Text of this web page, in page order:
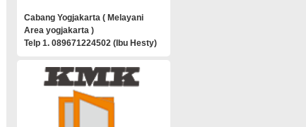
Cabang Yogjakarta ( Melayani
Area yogjakarta )
Telp 1. 089671224502 (Ibu Hesty)